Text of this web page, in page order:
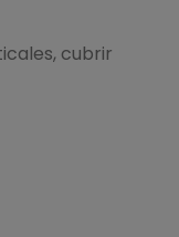
cubrir